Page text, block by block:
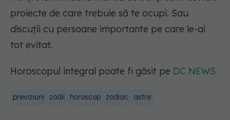
proiecte de care trebuie să te ocupi. Sau
discuții cu persoane importante pe care le-ai
tot evitat.
Horoscopul integral poate fi găsit pe DC NEWS
previziuni zodii horoscop zodiac astre